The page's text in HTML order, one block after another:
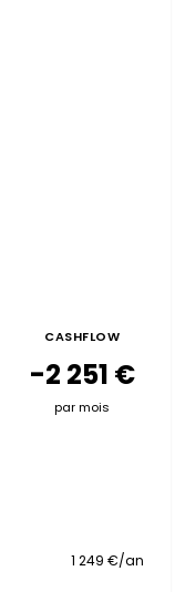
CASHFLOW
-2 251 €
par mois
1 249 €/an